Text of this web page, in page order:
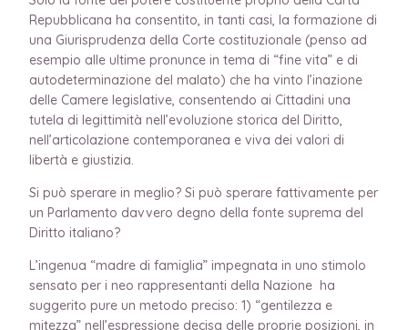
Repubblicana ha consentito, in tanti casi, la formazione di
una Giurisprudenza della Corte costituzionale (penso ad
esempio alle ultime pronunce in tema di “fine vita” e di
autodeterminazione del malato) che ha vinto l’inazione
delle Camere legislative, consentendo ai Cittadini una
tutela di legittimità nell’evoluzione storica del Diritto,
nell’articolazione contemporanea e viva dei valori di
libertà e giustizia.
Si può sperare in meglio? Si può sperare fattivamente per
un Parlamento davvero degno della fonte suprema del
Diritto italiano?
L’ingenua “madre di famiglia” impegnata in uno stimolo
sensato per i neo rappresentanti della Nazione ha
suggerito pure un metodo preciso: 1) “gentilezza e
mitezza” nell’espressione decisa delle proprie posizioni, in